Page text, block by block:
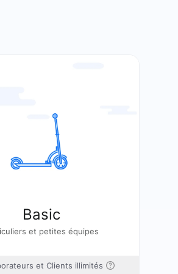
Basic
et petites équipes
et Clients illimités